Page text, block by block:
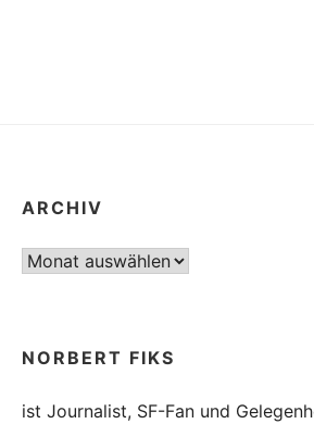
ARCHIV
Archiv
NORBERT FIKS
ist Journalist, SF-Fan und